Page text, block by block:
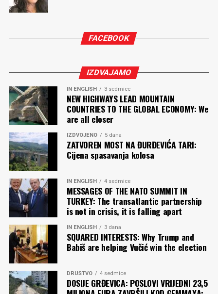
sada drugi čovjek!“ – jer time uskraćuješ sebi podvig
vrline! Ti si upravo onaj koji je bio rob poroka, i ovaj isti
morala, dobrote, vrline, univerzalni ekvivalent prošlosti,
sadašnjosti i budućnosti! Zlato od kog je salivena tvoja
ličnost ne nagriza hrđa vremena. Vječne vrijednosti su
tvoja prava mjera, tvoja stamenost te obavezuje da od
sebe učiniš svoje najbolje djelo.
Ferid MUHIĆ
FACEBOOK
IZDVAJAMO
IN ENGLISH 3 sedmice
NEW HIGHWAYS LEAD MOUNTAIN
COUNTRIES TO THE GLOBAL ECONOMY: We
are all closer
IZDVOJENO 5 dana
ZATVOREN MOST NA ĐURĐEVIĆA TARI:
Cijena spasavanja kolosa
IN ENGLISH 4 sedmice
MESSAGES OF THE NATO SUMMIT IN
TURKEY: The transatlantic partnership
is not in crisis, it is falling apart
IN ENGLISH 3 dana
SQUARED INTERESTS: Why Trump and
Babiš are helping Vučić win the election
DRUŠTVO 4 sedmice
DOSIJE GRĐEVICA: POSLOVI VRIJEDNI 23,5